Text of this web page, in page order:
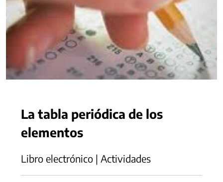
La tabla periódica de los
elementos
Libro electrónico | Actividades